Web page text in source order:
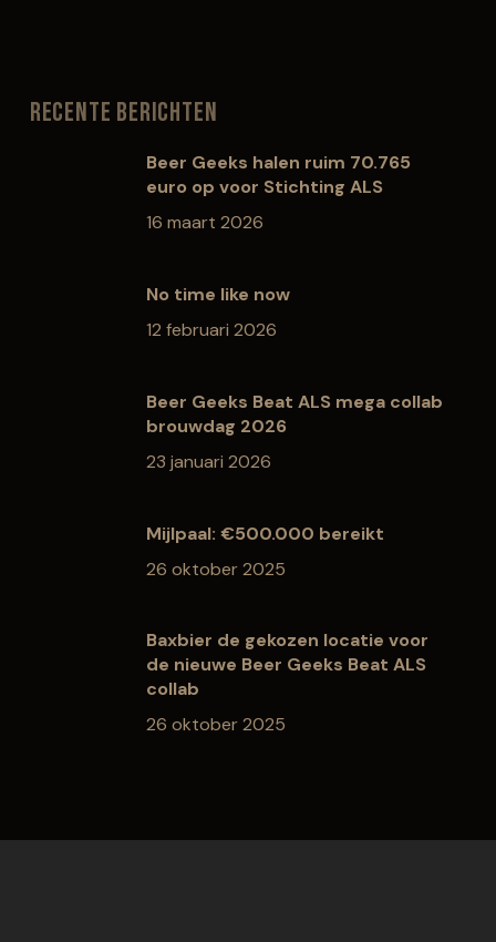
Recente berichten
Beer Geeks halen ruim 70.765
euro op voor Stichting ALS
16 maart 2026
No time like now
12 februari 2026
Beer Geeks Beat ALS mega collab
brouwdag 2026
23 januari 2026
Mijlpaal: €500.000 bereikt
26 oktober 2025
Baxbier de gekozen locatie voor
de nieuwe Beer Geeks Beat ALS
collab
26 oktober 2025